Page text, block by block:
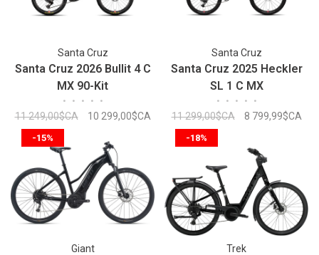
Santa Cruz
Santa Cruz 2026 Bullit 4 C
MX 90-Kit
• • • • •
11 249,00$CA 10 299,00$CA
Santa Cruz
Santa Cruz 2025 Heckler
SL 1 C MX
• • • • •
11 299,00$CA 8 799,99$CA
-15%
Giant
-18%
Trek